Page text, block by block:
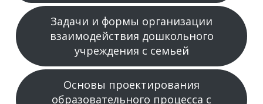
Задачи и формы организации
взаимодействия дошкольного
учреждения с семьей
Основы проектирования
образовательного процесса с